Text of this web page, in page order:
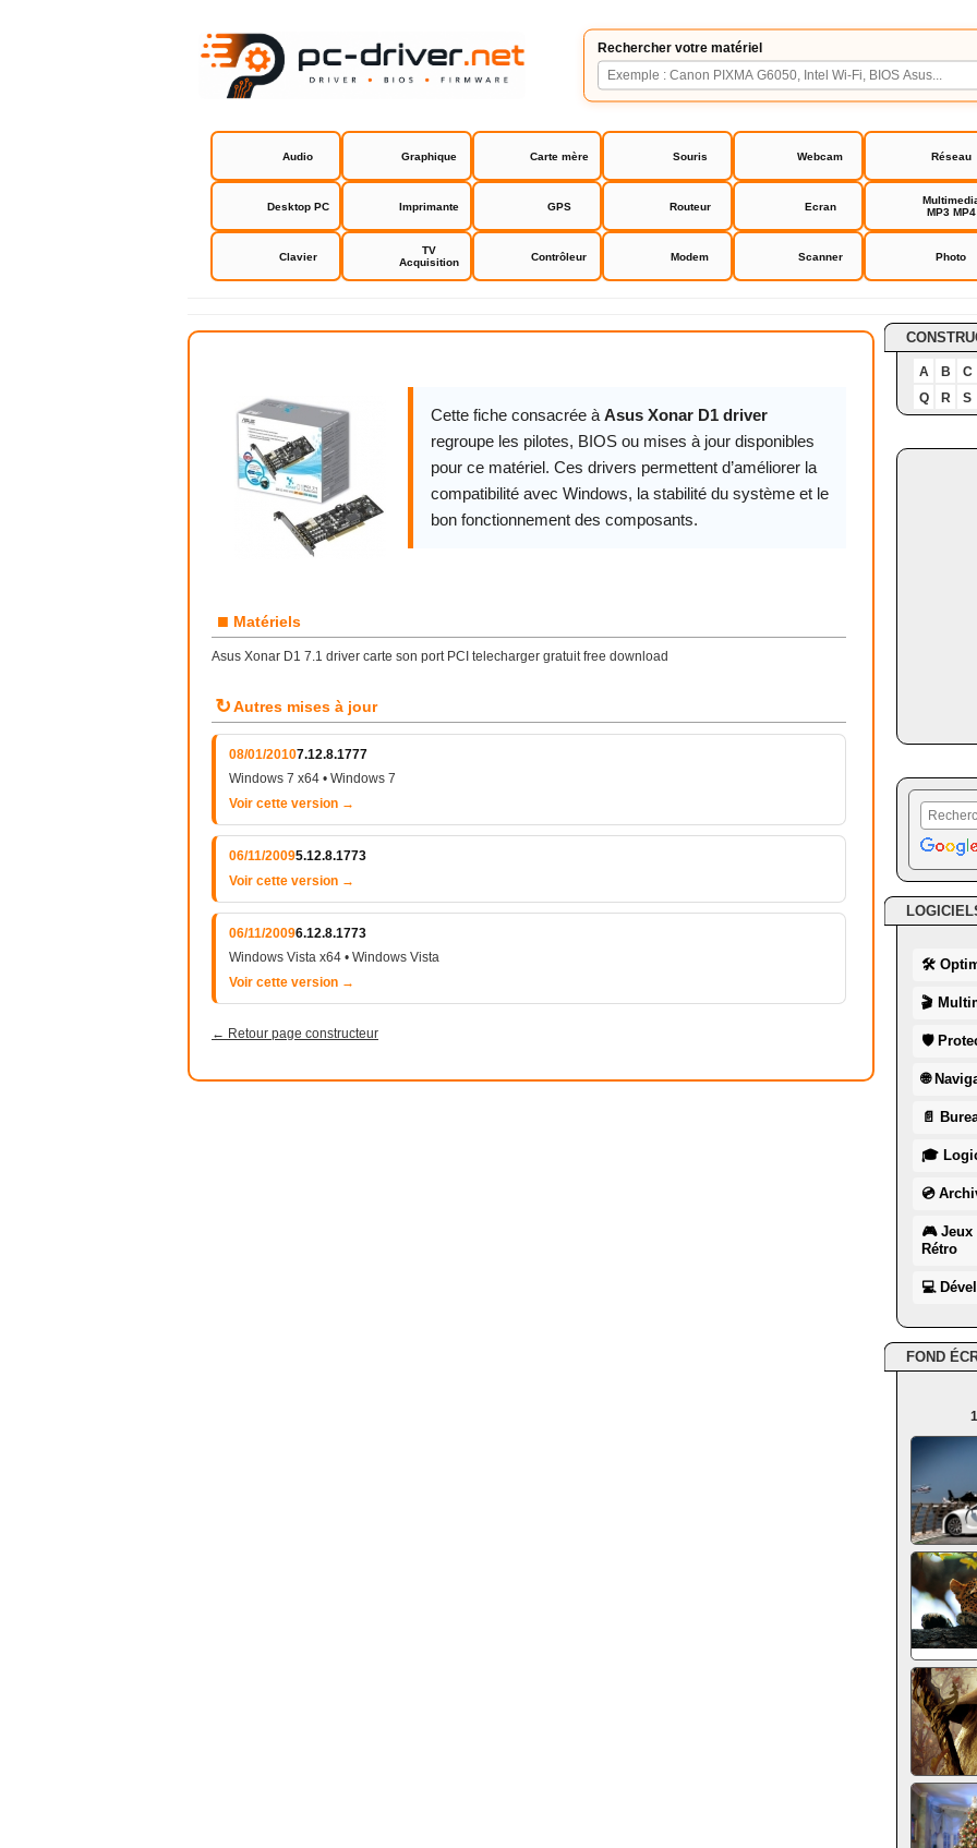
Rechercher votre matériel
Audio Graphique Carte mère Souris Webcam Réseau
Desktop PC Imprimante GPS Routeur Ecran
MP3 MP4
Clavier
TV
Acquisition
Contrôleur Modem Scanner Photo
Asus Xonar D1 driver
Cette fiche consacrée à Asus Xonar D1 driver
regroupe les pilotes, BIOS ou mises à jour disponibles
pour ce matériel. Ces drivers permettent d’améliorer la
compatibilité avec Windows, la stabilité du système et le
bon fonctionnement des composants.
■ Matériels
Asus Xonar D1 7.1 driver carte son port PCI telecharger gratuit free download
↻Autres mises à jour
08/01/20107.12.8.1777
Windows 7 x64 • Windows 7
Voir cette version →
06/11/20095.12.8.1773
Voir cette version →
06/11/20096.12.8.1773
Windows Vista x64 • Windows Vista
Voir cette version →
← Retour page constructeur
A B
C
Q
R S
🛠
🎬
🛡
🌐
📄
🎓
💿
🎮 Jeux
Rétro
💻
FOND